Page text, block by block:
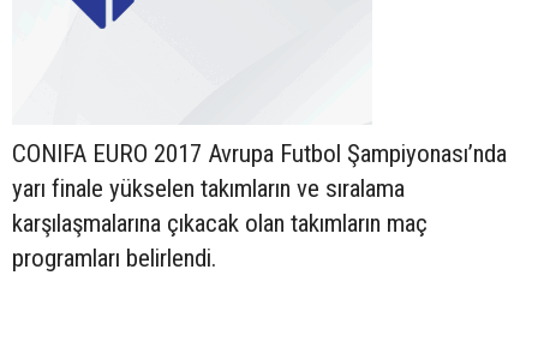
CONIFA EURO 2017 Avrupa Futbol Şampiyonası’nda
yarı finale yükselen takımların ve sıralama
karşılaşmalarına çıkacak olan takımların maç
programları belirlendi.